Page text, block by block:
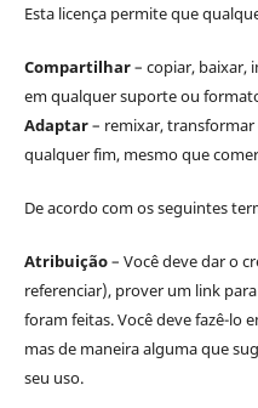
Esta licença permite que
Compartilhar– copiar, baixar,
em qualquer suporte ou
Adaptar– remixar, transformar
qualquer fim, mesmo que
De acordo com os seguintes
Atribuição– Você deve dar o
referenciar), prover um link
foram feitas. Você deve fazê-lo
mas de maneira alguma que
seu uso.